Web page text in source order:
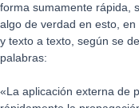
forma sumamente rápida,
algo de verdad en esto,
y texto a texto, según se
palabras:
«La aplicación externa de